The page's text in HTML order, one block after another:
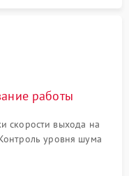
работы
скорости выхода на
уровня шума
стенок и корректного
оттайки.